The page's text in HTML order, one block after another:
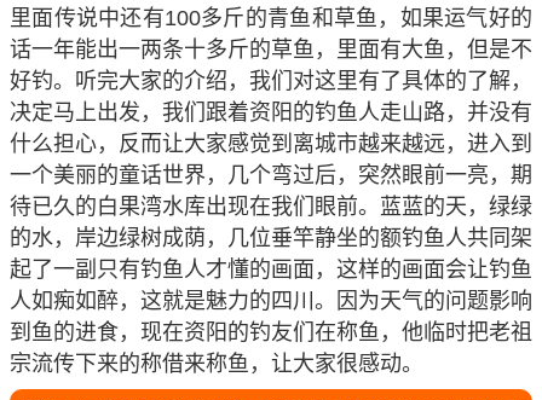
里面传说中还有100多斤的青鱼和草鱼，如果运气好的
话一年能出一两条十多斤的草鱼，里面有大鱼，但是不
好钓。听完大家的介绍，我们对这里有了具体的了解，
决定马上出发，我们跟着资阳的钓鱼人走山路，并没有
什么担心，反而让大家感觉到离城市越来越远，进入到
一个美丽的童话世界，几个弯过后，突然眼前一亮，期
待已久的白果湾水库出现在我们眼前。蓝蓝的天，绿绿
的水，岸边绿树成荫，几位垂竿静坐的额钓鱼人共同架
起了一副只有钓鱼人才懂的画面，这样的画面会让钓鱼
人如痴如醉，这就是魅力的四川。因为天气的问题影响
到鱼的进食，现在资阳的钓友们在称鱼，他临时把老祖
宗流传下来的称借来称鱼，让大家很感动。